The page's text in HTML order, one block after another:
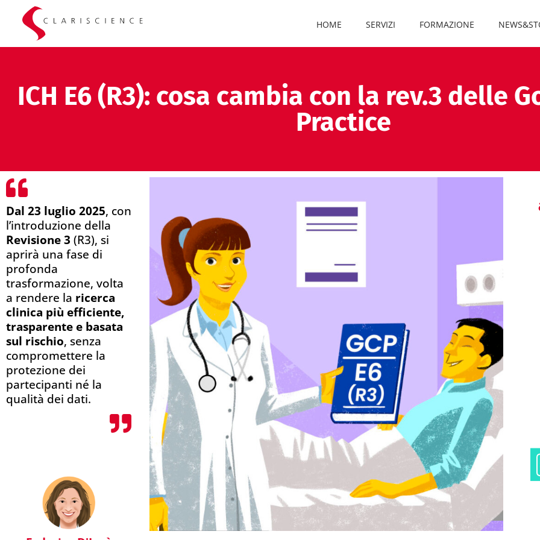
HOME SERVIZI FORMAZIONE
ICH E6 (R3): cosa cambia con la rev.3 delle
Practice
Dal 23 luglio 2025, con
l’introduzione della
Revisione 3 (R3), si
aprirà una fase di
profonda
trasformazione, volta
a rendere la ricerca
clinica più efficiente,
trasparente e basata
sul rischio, senza
compromettere la
protezione dei
partecipanti né la
qualità dei dati.